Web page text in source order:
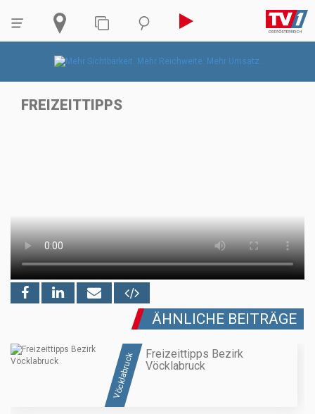
FREIZEITTIPPS
ÄHNLICHE BEITRÄGE
Vöcklabruck
Freizeittipps Bezirk
Vöcklabruck